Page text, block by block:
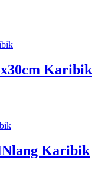
Karibik
Karibik